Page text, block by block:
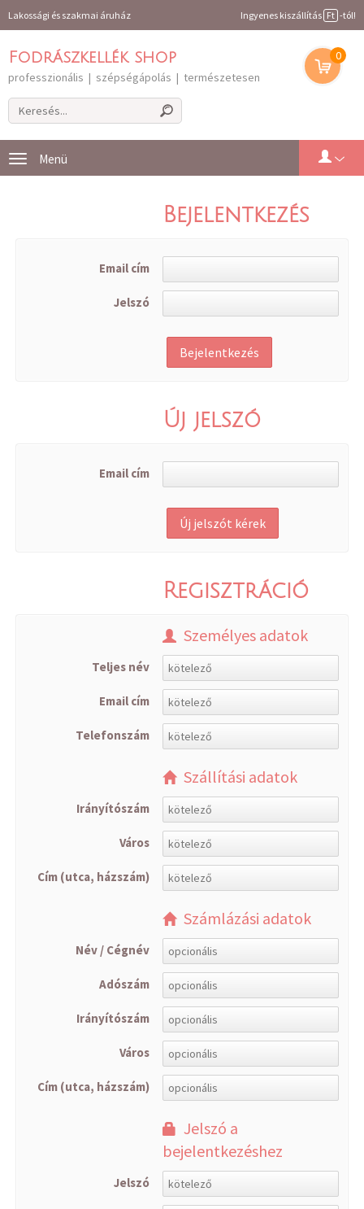
Lakossági és szakmai áruház Ingyenes kiszállítás Ft -tól!
Fodrászkellék shop
professzionális | szépségápolás | természetesen
0
Toggle
navigation
Bejelentkezés
Email cím
Jelszó
Új jelszó
Email cím
Regisztráció
Személyes adatok
Teljes név
Email cím
Telefonszám
Szállítási adatok
Irányítószám
Város
Cím (utca, házszám)
Számlázási adatok
Név / Cégnév
Adószám
Irányítószám
Város
Cím (utca, házszám)
Jelszó a
bejelentkezéshez
Jelszó